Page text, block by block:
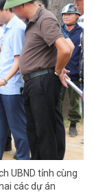
UBND tỉnh cùng
các dự án